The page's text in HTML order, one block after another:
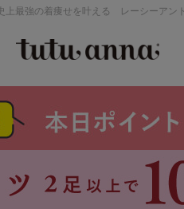
上最強の着痩せを叶える レーシーアン
キング
～999円
2,000～